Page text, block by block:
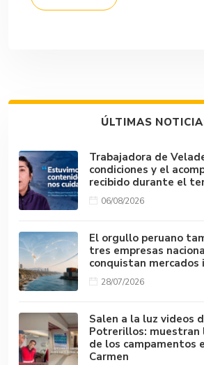
ÚLTIMAS
Trabajadora de
condiciones y el
recibido durante el
06/08/2026
El orgullo peruano
tres empresas
conquistan mercados
28/07/2026
Salen a la luz videos
Potrerillos: muestran
de los campamentos
Carmen